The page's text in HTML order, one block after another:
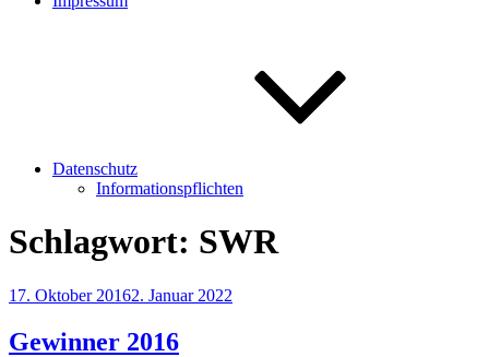
Datenschutz
Informationspflichten
Schlagwort: SWR
Veröffentlicht
17. Oktober 20162. Januar 2022
Gewinner 2016